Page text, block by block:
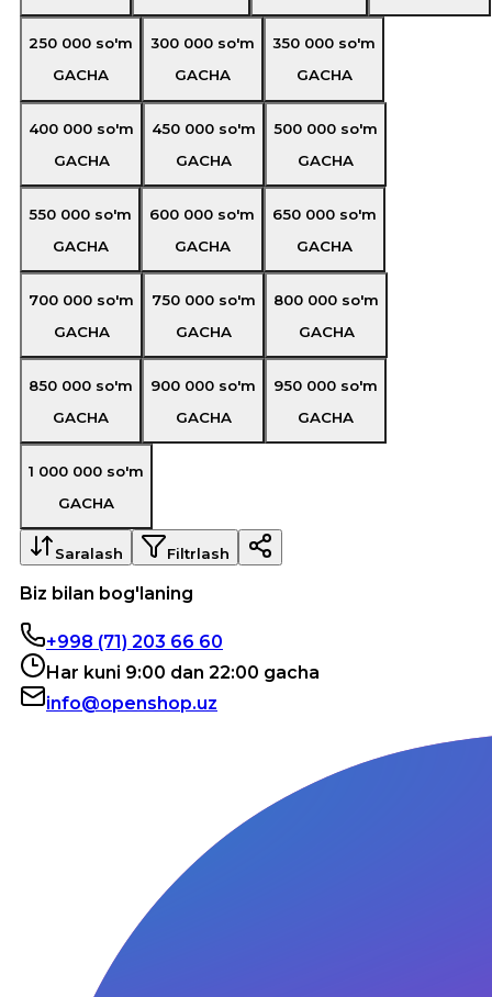
250 000 so'm
GACHA
300 000 so'm
GACHA
350 000 so'm
GACHA
400 000 so'm
GACHA
450 000 so'm
GACHA
500 000 so'm
GACHA
550 000 so'm
GACHA
600 000 so'm
GACHA
650 000 so'm
GACHA
700 000 so'm
GACHA
750 000 so'm
GACHA
800 000 so'm
GACHA
850 000 so'm
GACHA
900 000 so'm
GACHA
950 000 so'm
GACHA
1 000 000 so'm
GACHA
Saralash Filtrlash
Biz bilan bog'laning
+998 (71) 203 66 60
Har kuni 9:00 dan 22:00 gacha
info@openshop.uz